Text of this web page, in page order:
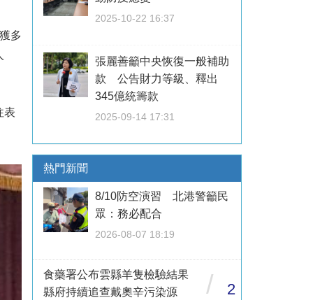
多
表
2025-10-22 16:37
張麗善籲中央恢復一般補助
款 公告財力等級、釋出
345億統籌款
2025-09-14 17:31
熱門新聞
8/10防空演習 北港警籲民
眾：務必配合
2026-08-07 18:19
食藥署公布雲縣羊隻檢驗結果
縣府持續追查戴奧辛污染源
/ 2